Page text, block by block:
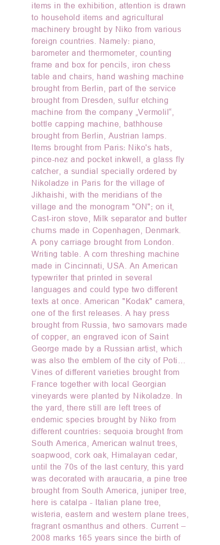
items in the exhibition, attention is drawn
to household items and agricultural
machinery brought by Niko from various
foreign countries. Namely: piano,
barometer and thermometer, counting
frame and box for pencils, iron chess
table and chairs, hand washing machine
brought from Berlin, part of the service
brought from Dresden, sulfur etching
machine from the company „Vermolil“,
bottle capping machine, bathhouse
brought from Berlin, Austrian lamps.
Items brought from Paris: Niko's hats,
pince-nez and pocket inkwell, a glass fly
catcher, a sundial specially ordered by
Nikoladze in Paris for the village of
Jikhaishi, with the meridians of the
village and the monogram "ON"; on it,
Cast-iron stove, Milk separator and butter
churns made in Copenhagen, Denmark.
A pony carriage brought from London.
Writing table. A corn threshing machine
made in Cincinnati, USA. An American
typewriter that printed in several
languages and could type two different
texts at once. American "Kodak" camera,
one of the first releases. A hay press
brought from Russia, two samovars made
of copper, an engraved icon of Saint
George made by a Russian artist, which
was also the emblem of the city of Poti…
Vines of different varieties brought from
France together with local Georgian
vineyards were planted by Nikoladze. In
the yard, there still are left trees of
endemic species brought by Niko from
different countries: sequoia brought from
South America, American walnut trees,
soapwood, cork oak, Himalayan cedar,
until the 70s of the last century, this yard
was decorated with araucaria, a pine tree
brought from South America, juniper tree,
here is catalpa - Italian plane tree,
wisteria, eastern and western plane trees,
fragrant osmanthus and others. Current –
2008 marks 165 years since the birth of